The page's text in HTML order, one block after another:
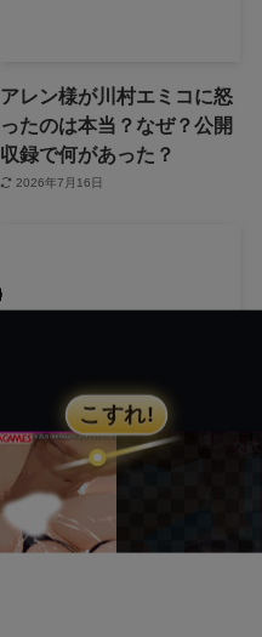
アレン様が川村エミコに怒
ったのは本当？なぜ？公開
収録で何があった？
2026年7月16日
声にならない愛は最終話や
ネタバレは？最後まで見る
方法も！
2026年7月3日